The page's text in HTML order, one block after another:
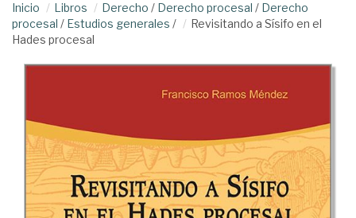
Inicio Libros Derecho / Derecho procesal / Derecho
procesal / Estudios generales /
Revisitando a Sísifo en el
Hades procesal